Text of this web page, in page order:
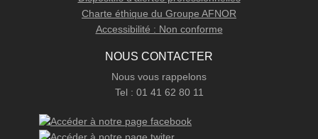
Charte éthique du Groupe AFNOR
Accessibilité : Non conforme
NOUS CONTACTER
Nous vous rappelons
Tel : 01 41 62 80 11